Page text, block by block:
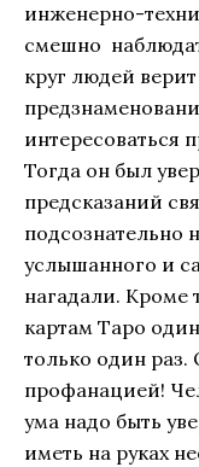
инженерно-
смешно
круг людей
интересоваться
Тогда он был
предсказаний
подсознательно
услышанного и
нагадали. Кроме
картам Таро
только один раз.
профанацией!
ума надо быть
иметь на руках